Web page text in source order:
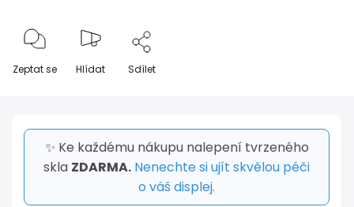
Zeptat se Hlídat Sdílet
✨ Ke každému nákupu nalepení tvrzeného
skla ZDARMA. Nenechte si ujít skvělou péči
o váš displej.